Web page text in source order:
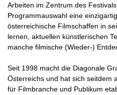
Arbeiten im Zentrum des
Programmauswahl eine
österreichische Filmschaffen in
lernen, aktuellen künstlerischen
manche filmische (Wieder-)
Seit 1998 macht die Diagonale
Österreichs und hat sich seitdem
für Filmbranche und Publikum